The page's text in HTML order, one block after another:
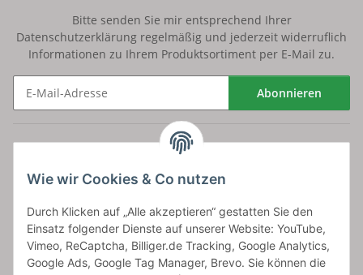
Wie wir Cookies & Co nutzen
Durch Klicken auf „Alle akzeptieren“ gestatten Sie den
Einsatz folgender Dienste auf unserer Website: YouTube,
Vimeo, ReCaptcha, Billiger.de Tracking, Google Analytics,
Google Ads, Google Tag Manager, Brevo. Sie können die
Bitte senden Sie mir entsprechend Ihrer
Datenschutzerklärung regelmäßig und jederzeit widerruflich
Informationen zu Ihrem Produktsortiment per E-Mail zu.
Abonnieren
Artikelinformationen